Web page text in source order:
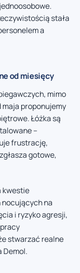
stała
a
od miesięcy
mimo
maja proponujemy
Łóżka są
–
frustrację,
gotowe,
kwestie
na
i ryzyko agresji,
stwarzać realne
Demol.